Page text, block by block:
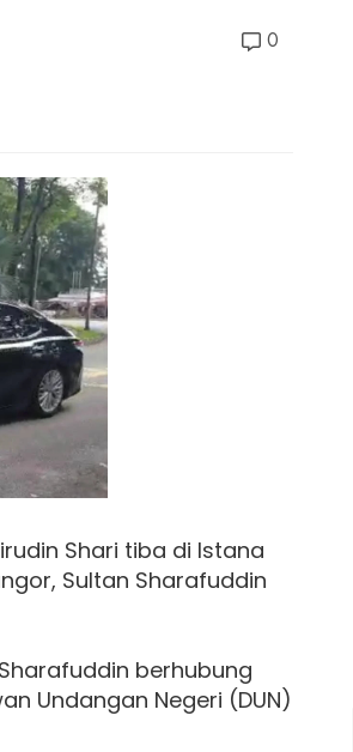
0
Shari tiba di Istana
Sultan Sharafuddin
berhubung
Undangan Negeri (DUN)